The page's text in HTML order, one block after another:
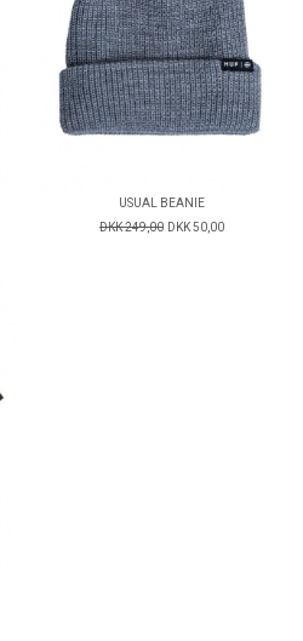
USUAL BEANIE
DKK 249,00 DKK 50,00